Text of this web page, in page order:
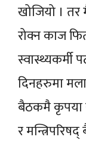
खोजियो । तर
रोक्न काज
दिनहरुमा
बैठकमै कृपया
र